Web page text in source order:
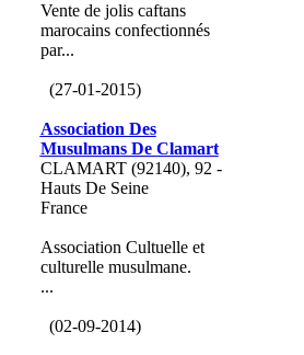
Vente de jolis caftans
marocains confectionnés
par...
(27-01-2015)
Association Des
Musulmans De Clamart
CLAMART (92140), 92 -
Hauts De Seine
France
Association Cultuelle et
culturelle musulmane.
...
(02-09-2014)